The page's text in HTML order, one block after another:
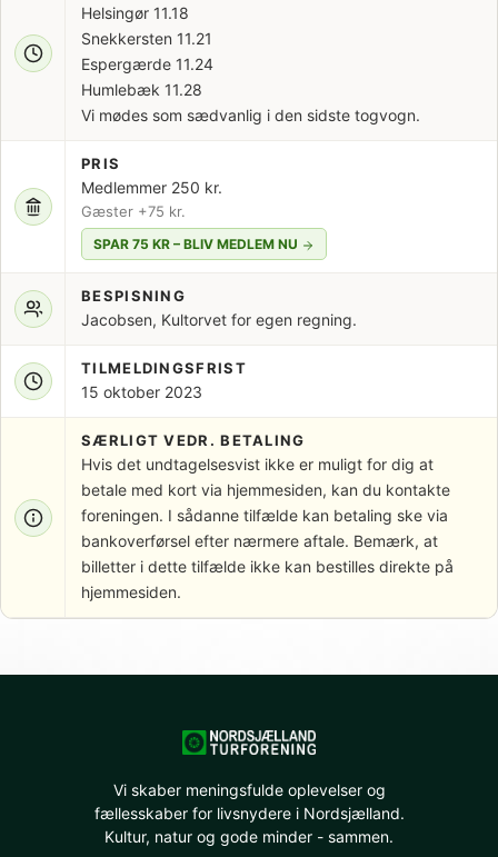
Helsingør 11.18
Snekkersten 11.21
Espergærde 11.24
Humlebæk 11.28
Vi mødes som sædvanlig i den sidste togvogn.
PRIS
Medlemmer 250 kr.
Gæster +75 kr.
SPAR 75 KR – BLIV MEDLEM NU
BESPISNING
Jacobsen, Kultorvet for egen regning.
TILMELDINGSFRIST
15 oktober 2023
SÆRLIGT VEDR. BETALING
Hvis det undtagelsesvist ikke er muligt for dig at
betale med kort via hjemmesiden, kan du kontakte
foreningen. I sådanne tilfælde kan betaling ske via
bankoverførsel efter nærmere aftale. Bemærk, at
billetter i dette tilfælde ikke kan bestilles direkte på
hjemmesiden.
Vi skaber meningsfulde oplevelser og
fællesskaber for livsnydere i Nordsjælland.
Kultur, natur og gode minder - sammen.